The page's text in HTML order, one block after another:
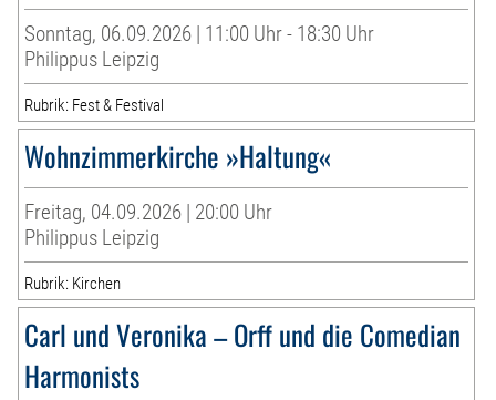
Sonntag, 06.09.2026 | 11:00 Uhr - 18:30 Uhr
Philippus Leipzig
Rubrik: Fest & Festival
Wohnzimmerkirche »Haltung«
Freitag, 04.09.2026 | 20:00 Uhr
Philippus Leipzig
Rubrik: Kirchen
Carl und Veronika – Orff und die Comedian
Harmonists